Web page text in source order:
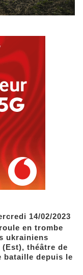
14/02/2023
en trombe
ukrainiens
théâtre de
bataille depuis le